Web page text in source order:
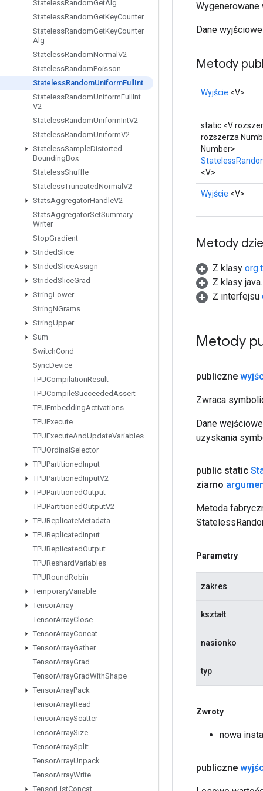
StatelessRandomGetAlg
StatelessRandomGetKeyCounter
StatelessRandomGetKeyCounter
Alg
StatelessRandomNormal V2
StatelessRandomPoisson
StatelessRandomUniformFull Int
StatelessRandomUniformFull Int
V2
StatelessRandomUniformIntV2
StatelessRandomUniformV2
StatelessSampleDistorted
BoundingBox
StatelessShuffle
StatelessTruncatedNormal V2
StatsAggregatorHandleV2
StatsAggregatorSetSummary
Writer
StopGradient
StridedSlice
StridedSliceAssign
StridedSliceGrad
StringLower
StringNGrams
StringUpper
Sum
SwitchCond
SyncDevice
TPUCompilationResult
TPUCompileSucceededAssert
TPUEmbeddingActivations
TPUExecute
TPUExecuteAndUpdateVariables
TPUOrdinal Selector
TPUPartitionedInput
TPUPartitionedInputV2
TPUPartitionedOutput
TPUPartitionedOutputV2
TPUReplicateMetadata
TPUReplicatedInput
TPUReplicatedOutput
TPUReshardVariables
TPURoundRobin
TemporaryVariable
TensorArray
TensorArrayClose
TensorArrayConcat
TensorArrayGather
TensorArrayGrad
TensorArrayGradWithShape
TensorArrayPack
TensorArrayRead
TensorArrayScatter
TensorArraySize
TensorArraySplit
TensorArrayUnpack
TensorArrayWrite
TensorListConcat
Wygenerowane
Dane
Metody
Wyjście <V>
static <V
rozszerza
Number>
<V>
Wyjście <V>
Metody
Z klasy
Z klasy
Z interfejsu
Metody
publiczne
Zwraca
Dane
uzyskania
public static
ziarno
Metoda
Parametry
zakres
kształt
nasionko
typ
Zwroty
nowa
publiczne